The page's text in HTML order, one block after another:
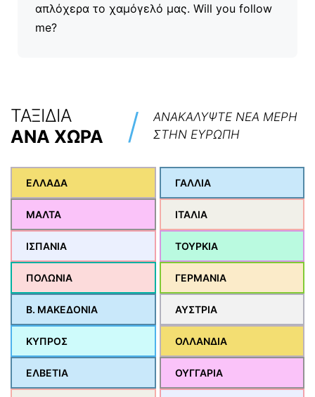
απλόχερα το χαμόγελό μας. Will you follow
me?
ΤΑΞΙΔΙΑ
ΑΝΑ ΧΩΡΑ
/
ΑΝΑΚΑΛΥΨΤΕ ΝΕΑ ΜΕΡΗ
ΣΤΗΝ ΕΥΡΩΠΗ
ΕΛΛΑΔΑ ΓΑΛΛΙΑ
ΜΑΛΤΑ ΙΤΑΛΙΑ
ΙΣΠΑΝΙΑ ΤΟΥΡΚΙΑ
ΠΟΛΩΝΙΑ ΓΕΡΜΑΝΙΑ
Β. ΜΑΚΕΔΟΝΙΑ ΑΥΣΤΡΙΑ
ΚΥΠΡΟΣ ΟΛΛΑΝΔΙΑ
ΕΛΒΕΤΙΑ ΟΥΓΓΑΡΙΑ